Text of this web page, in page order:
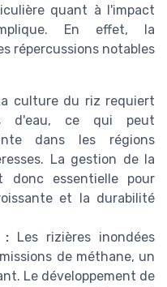
quant à l'impact
En effet, la
répercussions notables
culture du riz requiert
d'eau, ce qui peut
dans les régions
La gestion de la
donc essentielle pour
et la durabilité
:Les rizières inondées
de méthane, un
Le développement de